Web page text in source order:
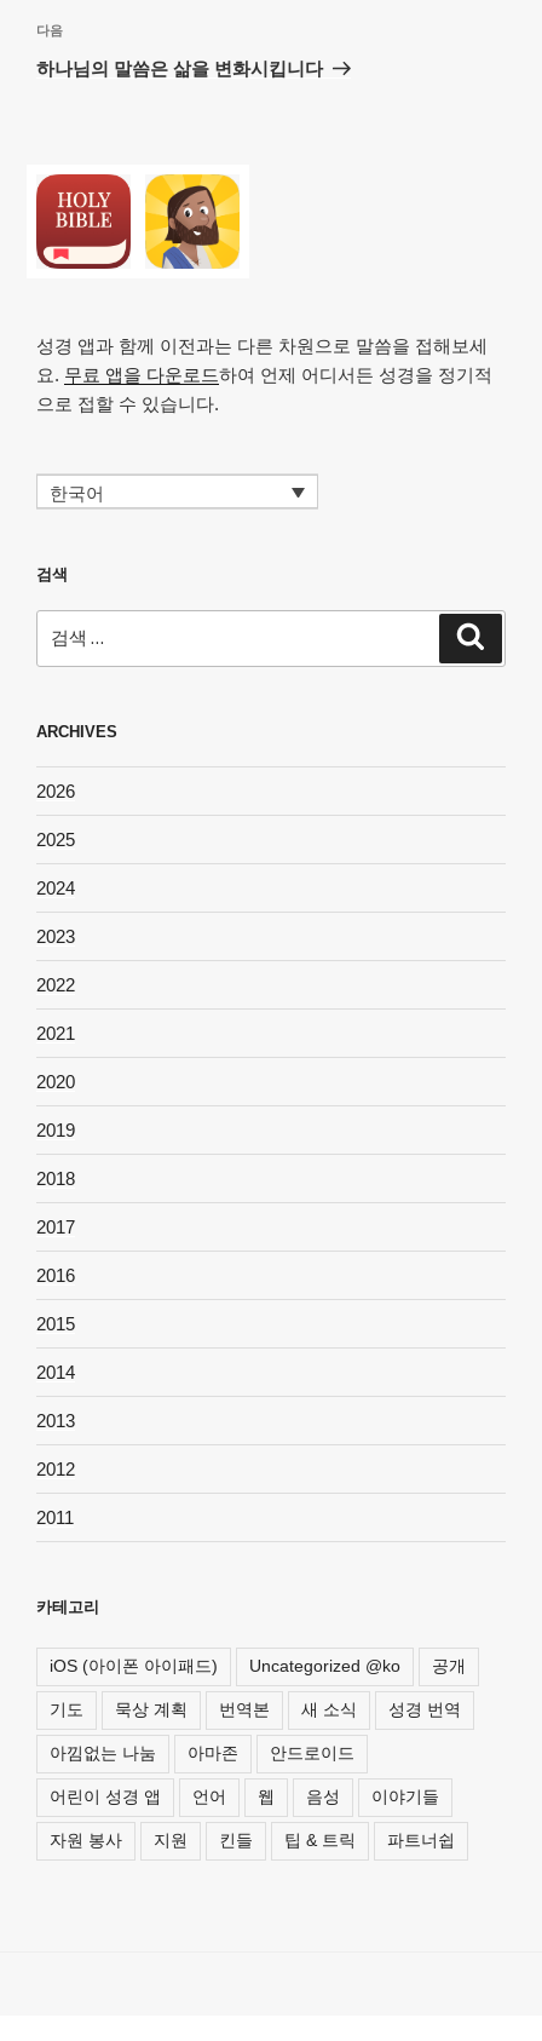
다
음
다음
하나님의 말씀은 삶을 변화시킵니다
성경 앱과 함께 이전과는 다른 차원으로 말씀을 접해보세
요. 무료 앱을 다운로드하여 언제 어디서든 성경을 정기적
으로 접할 수 있습니다.
한국어
검색
색:
ARCHIVES
2026
2025
2024
2023
2022
2021
2020
2019
2018
2017
2016
2015
2014
2013
2012
2011
카테고리
iOS (아이폰 아이패드) Uncategorized @ko 공개
기도 묵상 계획 번역본 새 소식 성경 번역
아낌없는 나눔 아마존 안드로이드
어린이 성경 앱 언어 웹 음성 이야기들
자원 봉사 지원 킨들 팁 & 트릭 파트너쉽